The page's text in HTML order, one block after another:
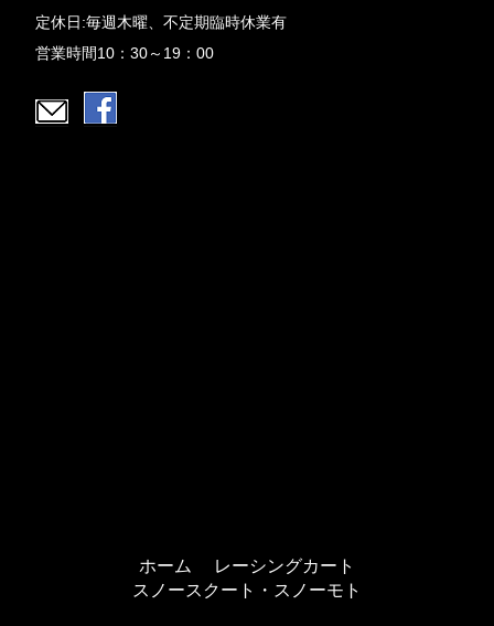
定休日:毎週木曜、不定期臨時休業有
営業時間10：30～19：00
ホーム
レーシングカート
スノースクート・スノーモト